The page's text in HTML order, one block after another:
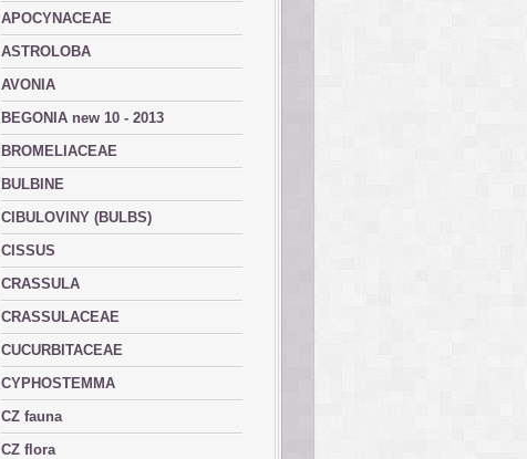
APOCYNACEAE
ASTROLOBA
AVONIA
BEGONIA new 10 - 2013
BROMELIACEAE
BULBINE
CIBULOVINY (BULBS)
CISSUS
CRASSULA
CRASSULACEAE
CUCURBITACEAE
CYPHOSTEMMA
CZ fauna
CZ flora